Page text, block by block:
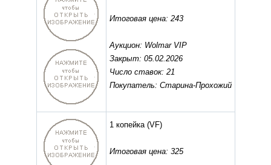
Итоговая цена: 243
Аукцион: Wolmar VIP
Закрыт: 05.02.2026
Число ставок: 21
Покупатель: Старина-Прохожий
1 копейка(VF)
Итоговая цена: 325